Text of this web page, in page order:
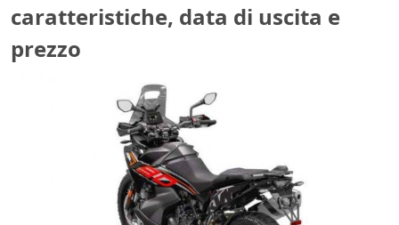
caratteristiche, data di uscita e
prezzo